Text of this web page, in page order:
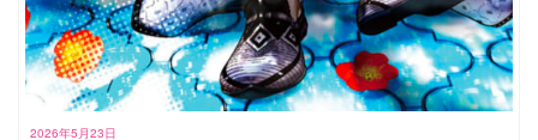
2026年5月23日